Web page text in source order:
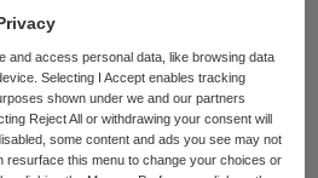
(IGZ)
houdt onder meer in
meer ter hand
totdat vastgestelde
and access personal data, like browsing data
Selecting I Accept enables tracking
shown under we and our partners
Reject All or withdrawing your consent will
some content and ads you see may not
resurface this menu to change your choices or